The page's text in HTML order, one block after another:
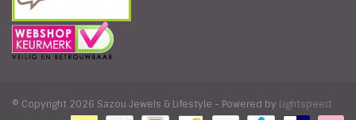
© Copyright 2026 Sazou Jewels & Lifestyle - Powered by Lightspeed